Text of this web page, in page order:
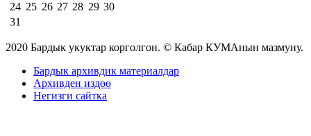
24 25 26 27 28 29 30
31
2020 Бардык укуктар корголгон. © Кабар КУМАнын мазмуну.
Бардык архивдик материалдар
Архивден издөө
Негизги сайтка